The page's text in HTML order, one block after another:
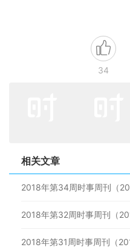
34
相关文章
2018年第34周时事周刊（
2018年第32周时事周刊（
2018年第31周时事周刊（